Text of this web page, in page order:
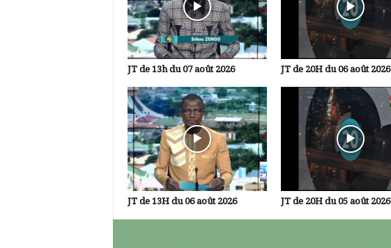
JT de 13h du 07 août 2026 JT de 20H du 06 août 2026
JT de 13H du 06 août 2026 JT de 20H du 05 août 2026